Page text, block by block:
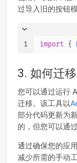
过导入旧的按钮
1 import {
3. 如何迁移
您可以通过运行
迁移。该工具以
部分代码更新为
的，但您可以通
通过确保您的应
减少所需的手动